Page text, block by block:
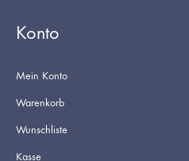
Konto
Mein Konto
Warenkorb
Wunschliste
Kasse